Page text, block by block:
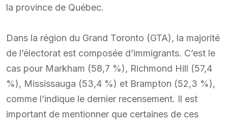
la province de Québec.
Dans la région du Grand Toronto (GTA), la majorité
de l’électorat est composée d’immigrants. C’est le
cas pour Markham (58,7 %), Richmond Hill (57,4
%), Mississauga (53,4 %) et Brampton (52,3 %),
comme l’indique le dernier recensement. Il est
important de mentionner que certaines de ces